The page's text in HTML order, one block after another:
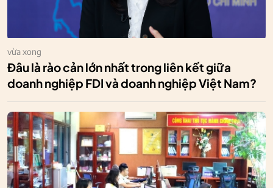
vừa xong
Đâu là rào cản lớn nhất trong liên kết giữa
doanh nghiệp FDI và doanh nghiệp Việt Nam?